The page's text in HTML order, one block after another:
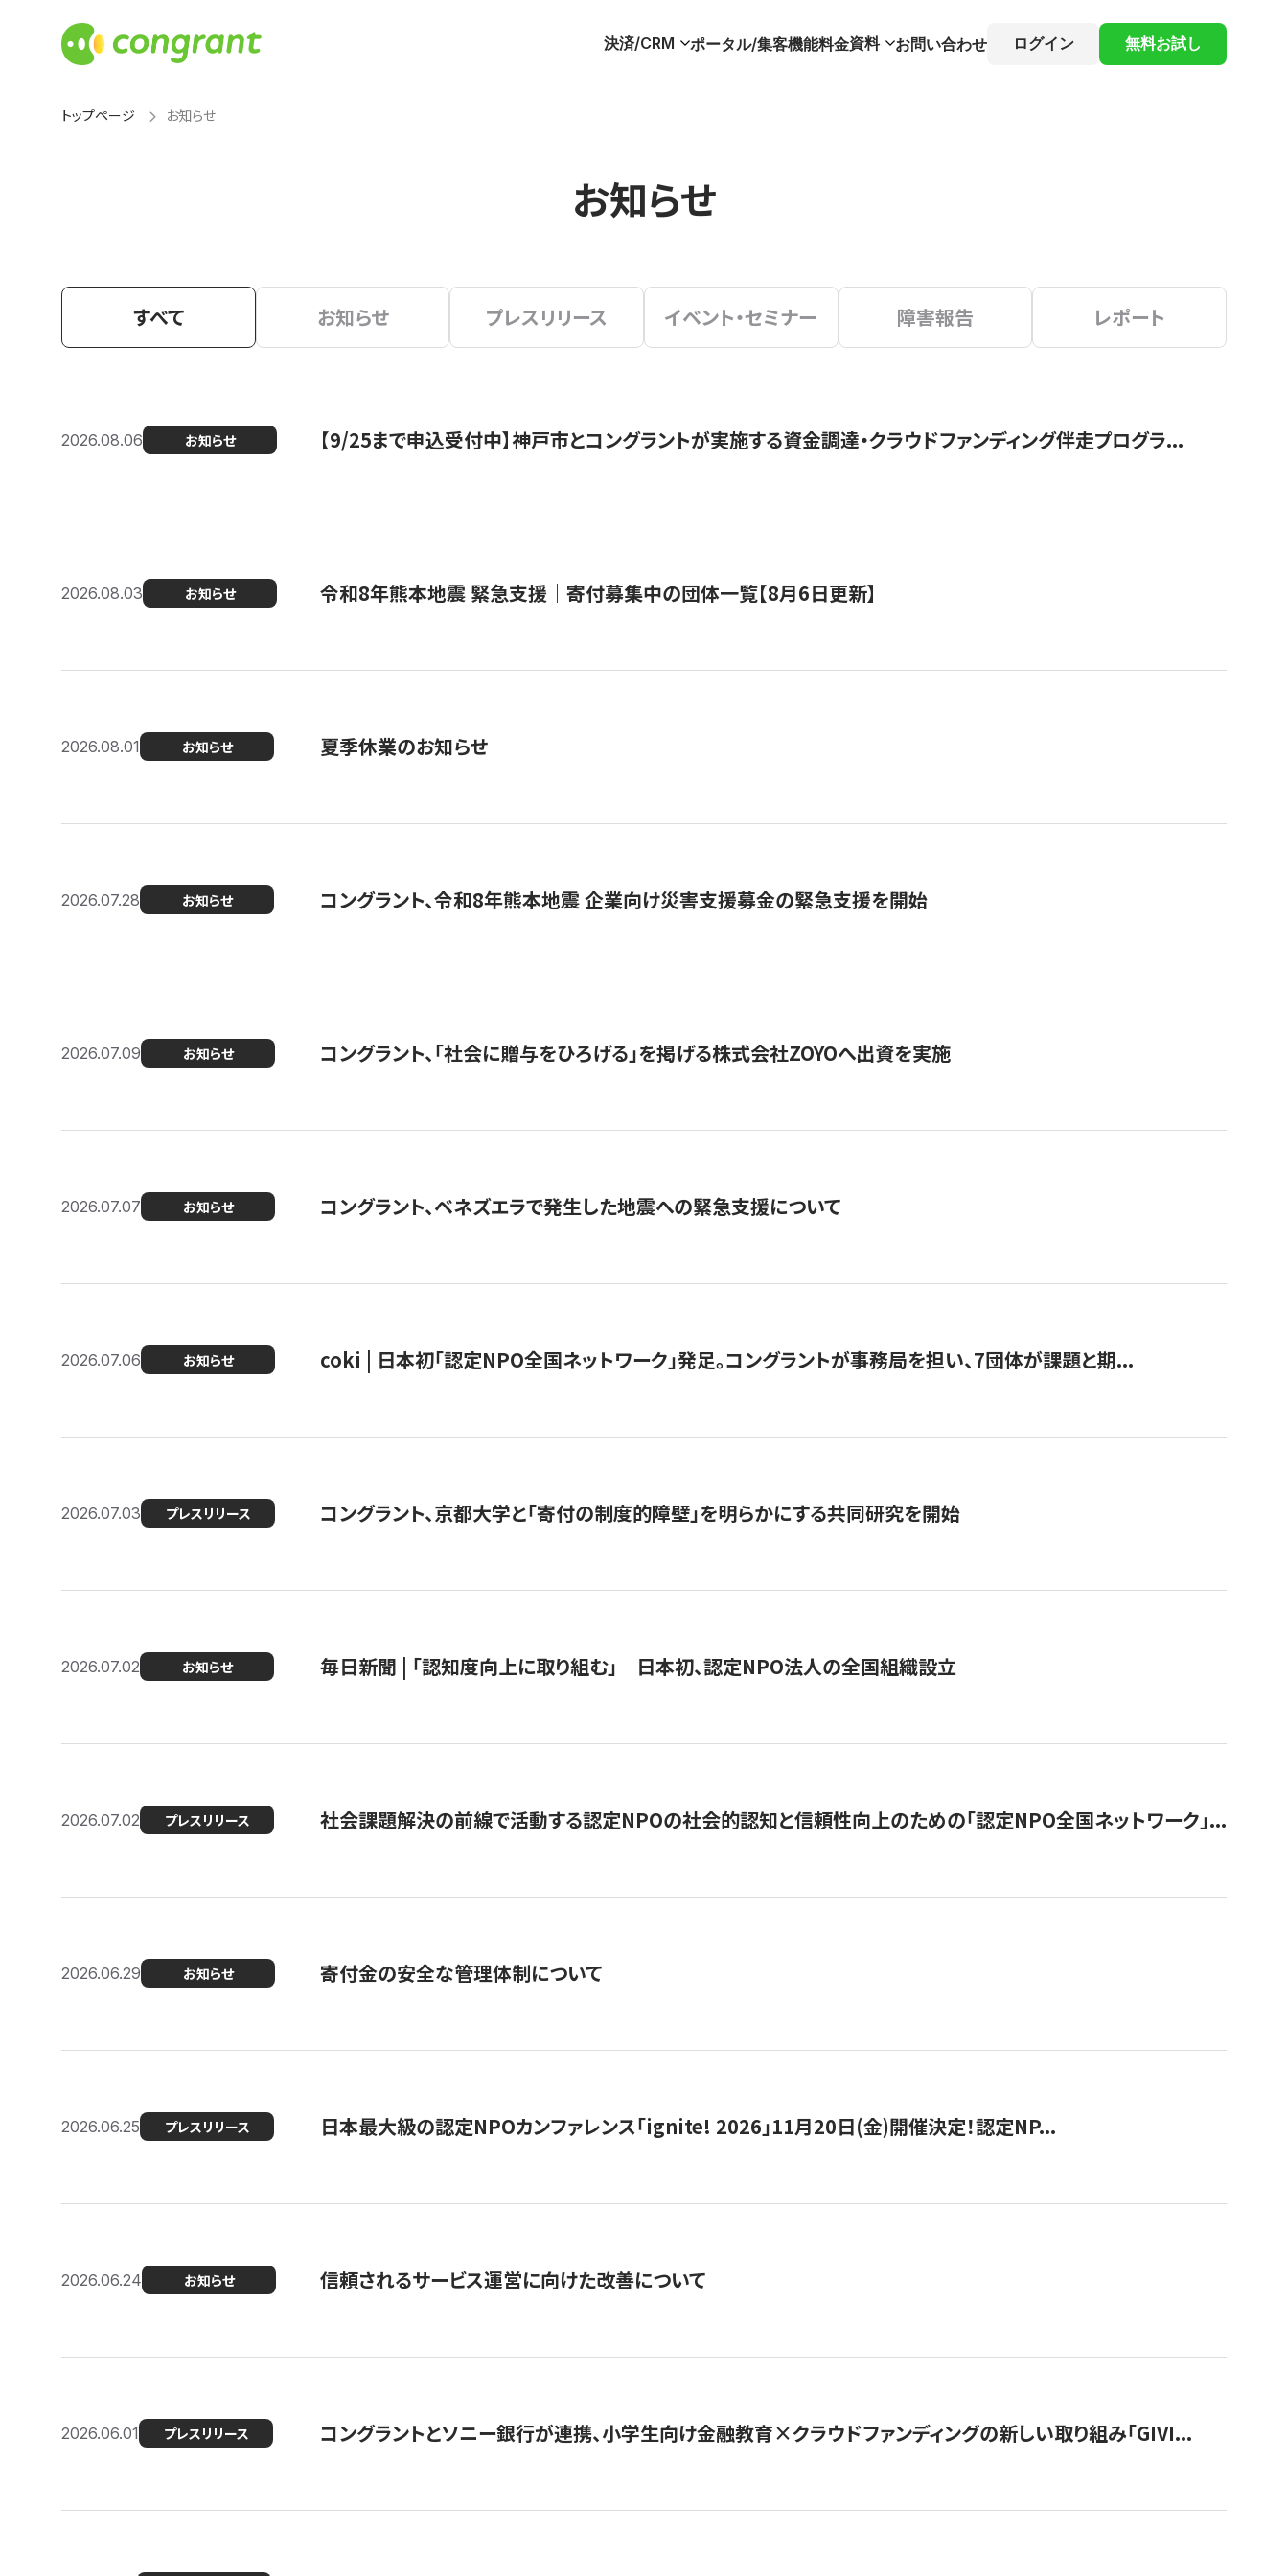
決済/CRM ポータル/集客機能料金資料 お問い合わせ ログイン 無料お試し
トップページ お知らせ
お知らせ
すべて お知らせ プレスリリース イベント・セミナー 障害報告 レポート
2026.08.06 お知らせ 【9/25まで申込受付中】神戸市とコングラントが実施する資金調達・クラウドファンディング伴走プログラ...
2026.08.03 お知らせ 令和8年熊本地震 緊急支援｜寄付募集中の団体一覧【8月6日更新】
2026.08.01 お知らせ 夏季休業のお知らせ
2026.07.28 お知らせ コングラント、令和8年熊本地震 企業向け災害支援募金の緊急支援を開始
2026.07.09 お知らせ コングラント、「社会に贈与をひろげる」を掲げる株式会社ZOYOへ出資を実施
2026.07.07 お知らせ コングラント、ベネズエラで発生した地震への緊急支援について
2026.07.06 お知らせ coki | 日本初「認定NPO全国ネットワーク」発足。コングラントが事務局を担い、7団体が課題と期...
2026.07.03 プレスリリース コングラント、京都大学と「寄付の制度的障壁」を明らかにする共同研究を開始
2026.07.02 お知らせ 毎日新聞 | 「認知度向上に取り組む」 日本初、認定NPO法人の全国組織設立
2026.07.02 プレスリリース 社会課題解決の前線で活動する認定NPOの社会的認知と信頼性向上のための「認定NPO全国ネットワーク」...
2026.06.29 お知らせ 寄付金の安全な管理体制について
2026.06.25 プレスリリース 日本最大級の認定NPOカンファレンス「ignite! 2026」11月20日(金)開催決定！認定NP...
2026.06.24 お知らせ 信頼されるサービス運営に向けた改善について
2026.06.01 プレスリリース コングラントとソニー銀行が連携、小学生向け金融教育×クラウドファンディングの新しい取り組み「GIVI...